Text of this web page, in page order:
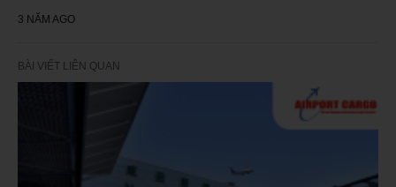
3 NĂM AGO
BÀI VIẾT LIÊN QUAN